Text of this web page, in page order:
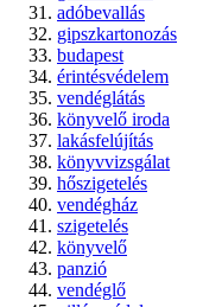
adóbevallás
gipszkartonozás
budapest
érintésvédelem
vendéglátás
könyvelő iroda
lakásfelújítás
könyvvizsgálat
hőszigetelés
vendégház
szigetelés
könyvelő
panzió
vendéglő